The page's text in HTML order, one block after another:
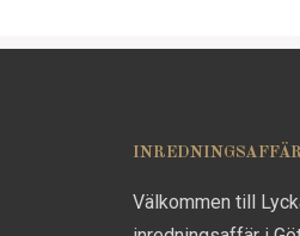
Välkommen till